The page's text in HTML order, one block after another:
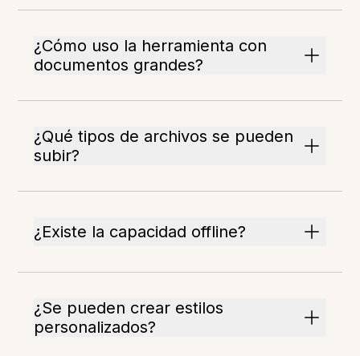
¿Cómo uso la herramienta con
documentos grandes?
¿Qué tipos de archivos se pueden
subir?
¿Existe la capacidad offline?
¿Se pueden crear estilos
personalizados?